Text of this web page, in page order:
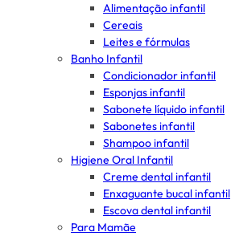
Alimentação infantil
Cereais
Leites e fórmulas
Banho Infantil
Condicionador infantil
Esponjas infantil
Sabonete líquido infantil
Sabonetes infantil
Shampoo infantil
Higiene Oral Infantil
Creme dental infantil
Enxaguante bucal infantil
Escova dental infantil
Para Mamãe